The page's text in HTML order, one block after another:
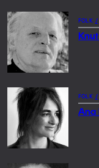
FOLK /
FOLK /
Ana